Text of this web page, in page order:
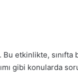
Bu etkinlikte,
gibi konularda